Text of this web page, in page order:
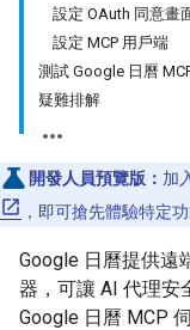
設定 OAuth 同意畫
設定 MCP 用戶端
測試 Google 日曆
疑難排解
開發人員預覽版： 加
，即可搶先體驗特定功
Google 日曆提供遠
器，可讓 AI 代理安
Google 日曆 MCP